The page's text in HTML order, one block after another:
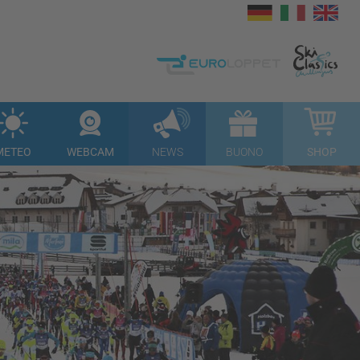
WEBCAM SHOP
BUONO
NEWS